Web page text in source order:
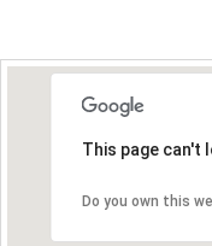
This page can't
Do you own this